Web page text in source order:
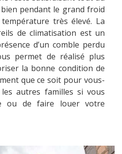
bien pendant le grand froid
très élevé. La
de climatisation est un
d’un comble perdu
permet de réalisé plus
la bonne condition de
que ce soit pour vous-
autres familles si vous
ou de faire louer votre